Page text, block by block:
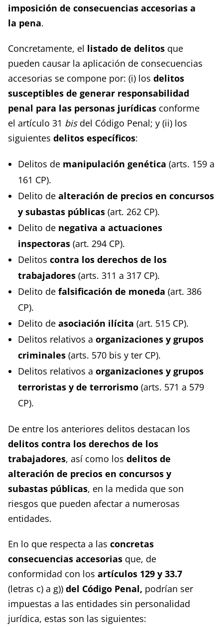
imposición de consecuencias accesorias a
la pena.
Concretamente, el listado de delitos que
pueden causar la aplicación de consecuencias
accesorias se compone por: (i) los delitos
susceptibles de generar responsabilidad
penal para las personas jurídicas conforme
el artículo 31 bis del Código Penal; y (ii) los
siguientes delitos específicos:
Delitos de manipulación genética (arts. 159 a
161 CP).
Delito de alteración de precios en concursos
y subastas públicas (art. 262 CP).
Delito de negativa a actuaciones
inspectoras (art. 294 CP).
Delitos contra los derechos de los
trabajadores (arts. 311 a 317 CP).
Delito de falsificación de moneda (art. 386
CP).
Delito de asociación ilícita (art. 515 CP).
Delitos relativos a organizaciones y grupos
criminales (arts. 570 bis y ter CP).
Delitos relativos a organizaciones y grupos
terroristas y de terrorismo (arts. 571 a 579
CP).
De entre los anteriores delitos destacan los
delitos contra los derechos de los
trabajadores, así como los delitos de
alteración de precios en concursos y
subastas públicas, en la medida que son
riesgos que pueden afectar a numerosas
entidades.
En lo que respecta a las concretas
consecuencias accesorias que, de
conformidad con los artículos 129 y 33.7
(letras c) a g)) del Código Penal, podrían ser
impuestas a las entidades sin personalidad
jurídica, estas son las siguientes: